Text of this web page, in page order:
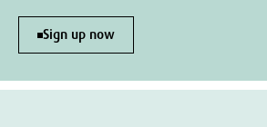
Sign up now